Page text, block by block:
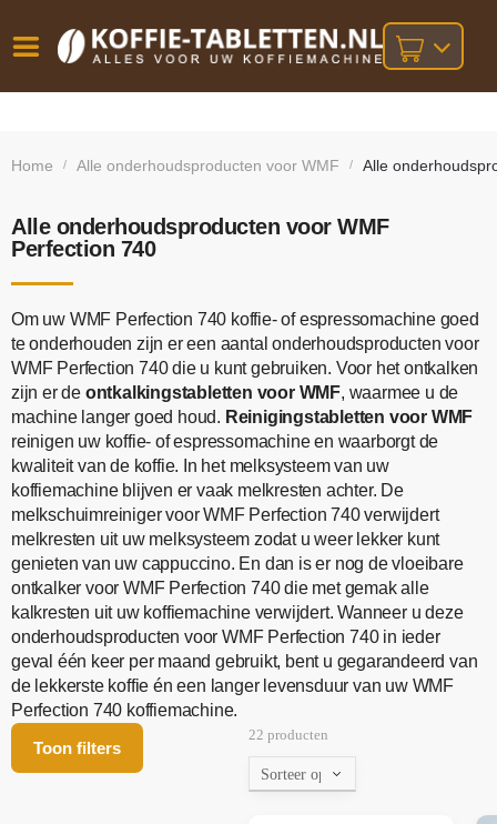
besteld,
bij orders
Home / Alle onderhoudsproducten voor WMF / Alle
Alle onderhoudsproducten voor WMF
Perfection 740
Om uw WMF Perfection 740 koffie- of espressomachine goed
te onderhouden zijn er een aantal onderhoudsproducten voor
WMF Perfection 740 die u kunt gebruiken. Voor het ontkalken
zijn er de ontkalkingstabletten voor WMF, waarmee u de
machine langer goed houd. Reinigingstabletten voor WMF
reinigen uw koffie- of espressomachine en waarborgt de
kwaliteit van de koffie. In het melksysteem van uw
koffiemachine blijven er vaak melkresten achter. De
melkschuimreiniger voor WMF Perfection 740 verwijdert
melkresten uit uw melksysteem zodat u weer lekker kunt
genieten van uw cappuccino. En dan is er nog de vloeibare
ontkalker voor WMF Perfection 740 die met gemak alle
kalkresten uit uw koffiemachine verwijdert. Wanneer u deze
onderhoudsproducten voor WMF Perfection 740 in ieder
geval één keer per maand gebruikt, bent u gegarandeerd van
de lekkerste koffie én een langer levensduur van uw WMF
Perfection 740 koffiemachine.
Toon filters
22 producten